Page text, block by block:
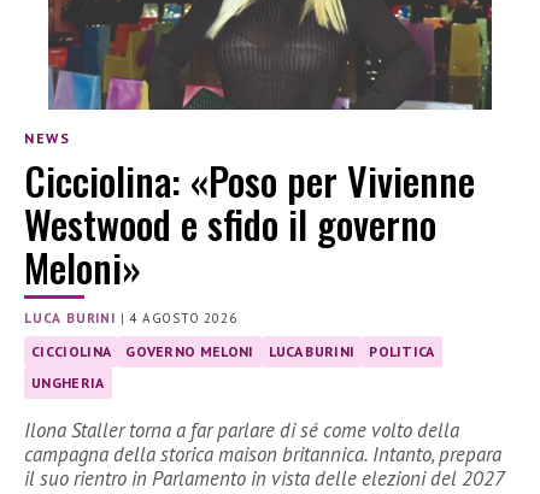
NEWS
Cicciolina: «Poso per Vivienne
Westwood e sfido il governo
Meloni»
LUCA BURINI |4 AGOSTO 2026
CICCIOLINA GOVERNO MELONI LUCA BURINI
POLITICA
UNGHERIA
Ilona Staller torna a far parlare di sé come volto della
campagna della storica maison britannica. Intanto, prepara
il suo rientro in Parlamento in vista delle elezioni del 2027